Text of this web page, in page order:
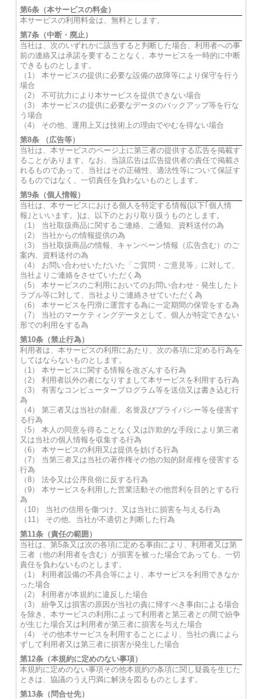
第6条（本サービスの料金）
本サービスの利用料金は、無料とします。
第7条（中断・廃止）
当社は、次のいずれかに該当すると判断した場合、利用者への事
前の連絡又は承諾を要することなく、本サービスを一時的に中断
できるものとします。
（1） 本サービスの提供に必要な設備の故障等により保守を行う
場合
（2） 不可抗力により本サービスを提供できない場合
（3） 本サービスの提供に必要なデータのバックアップ等を行な
う場合
（4） その他、運用上又は技術上の理由でやむを得ない場合
第8条 （広告等）
当社は、本サービスのページ上に第三者の提供する広告を掲載す
ることがあります。なお、当該広告は広告提供者の責任で掲載さ
れるものであって、当社はその正確性、適法性等について保証す
るものではなく、一切責任を負わないものとします。
第9条（個人情報）
当社は、本サービスにおける個人を特定する情報(以下｢個人情
報｣といいます。)は、以下のとおり取り扱うものとします。
（1） 当社取扱商品に関するご連絡、ご通知、資料送付の為
（2） 当社からの情報提供の為
（3） 当社取扱商品の情報、キャンペーン情報（広告含む）のご
案内、資料送付の為
（4） お問い合わせいただいた「ご質問・ご意見等」に対して、
当社よりご連絡をさせていただく為
（5） 本サービスのご利用においてのお問い合わせ・発生したト
ラブル等に対して、当社よりご連絡させていただく為
（6） 本サービスを円滑に運営する為に一定期間の保管をする為
（7） 当社のマーケティングデータとして、個人が特定できない
形での利用をする為
第10条（禁止行為）
利用者は、本サービスの利用にあたり、次の各項に定める行為を
してはならないものとします。
（1） 本サービスに関する情報を改ざんする行為
（2） 利用者以外の者になりすまして本サービスを利用する行為
（3） 有害なコンピュータープログラム等を送信又は書き込む行
為
（4） 第三者又は当社の財産、名誉及びプライバシー等を侵害す
る行為
（5） 本人の同意を得ることなく又は詐欺的な手段により第三者
又は当社の個人情報を収集する行為
（6） 本サービスの利用又は提供を妨げる行為
（7） 当第三者又は当社の著作権その他の知的財産権を侵害する
行為
（8） 法令又は公序良俗に反する行為
（9） 本サービスを利用した営業活動その他営利を目的とする行
為
（10） 当社の信用を傷つけ、又は当社に損害を与える行為
（11） その他、当社が不適切と判断した行為
第11条（責任の範囲）
当社は、第5条又は次の各項に定める事由により、利用者又は第
三者（他の利用者を含む）が損害を被った場合であっても、一切
責任を負わないものとします。
（1） 利用者設備の不具合等により、本サービスを利用できなか
った場合
（2） 利用者が本規約に違反した場合
（3） 紛争又は損害の原因が当社の責に帰すべき事由による場合
を除き、本サービスの利用によって利用者と第三者との間で紛争
が生じた場合又は利用者が第三者に損害を与えた場合
（4） その他本サービスを利用することにより、当社の責によら
ずして利用者又は第三者に損害が発生した場合
第12条（本規約に定めのない事項）
本規約に定めのない事項その他本規約の条項に関し疑義を生じた
ときは、協議のうえ円満に解決を図るものとします。
第13条（問合せ先）